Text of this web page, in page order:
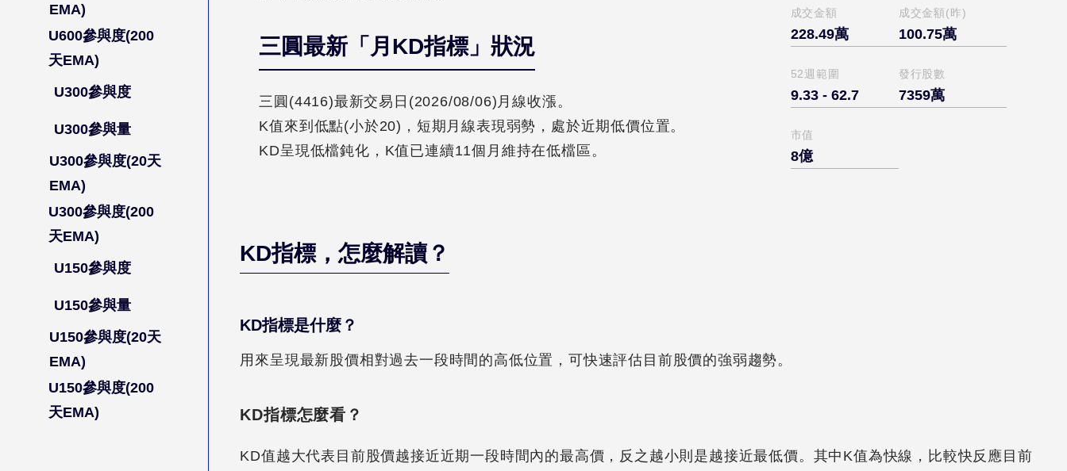
EMA)
U600參與度(200
天EMA)
U300參與度
U300參與量
U300參與度(20天
EMA)
U300參與度(200
天EMA)
U150參與度
U150參與量
U150參與度(20天
EMA)
U150參與度(200
天EMA)
三圓最新「月KD指標」狀況
三圓(4416)最新交易日(2026/08/06)月線收漲。
K值來到低點(小於20)，短期月線表現弱勢，處於近期低價位置。
KD呈現低檔鈍化，K值已連續11個月維持在低檔區。
成交金額
228.49萬
成交金額(昨)
100.75萬
52週範圍
9.33 - 62.7
發行股數
7359萬
市值
8億
KD指標 ，怎麼解讀？
KD指標是什麼？
用來呈現最新股價相對過去一段時間的高低位置，可快速評估目前股價的強弱趨勢。
KD指標怎麼看？
KD值越大代表目前股價越接近近期一段時間內的最高價，反之越小則是越接近最低價。其中K值為快線，比較快反應目前